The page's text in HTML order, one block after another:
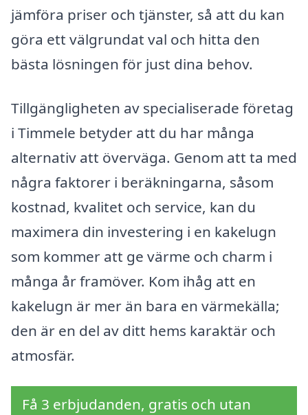
jämföra priser och tjänster, så att du kan
göra ett välgrundat val och hitta den
bästa lösningen för just dina behov.
Tillgängligheten av specialiserade företag
i Timmele betyder att du har många
alternativ att överväga. Genom att ta med
några faktorer i beräkningarna, såsom
kostnad, kvalitet och service, kan du
maximera din investering i en kakelugn
som kommer att ge värme och charm i
många år framöver. Kom ihåg att en
kakelugn är mer än bara en värmekälla;
den är en del av ditt hems karaktär och
atmosfär.
Få 3 erbjudanden, gratis och utan